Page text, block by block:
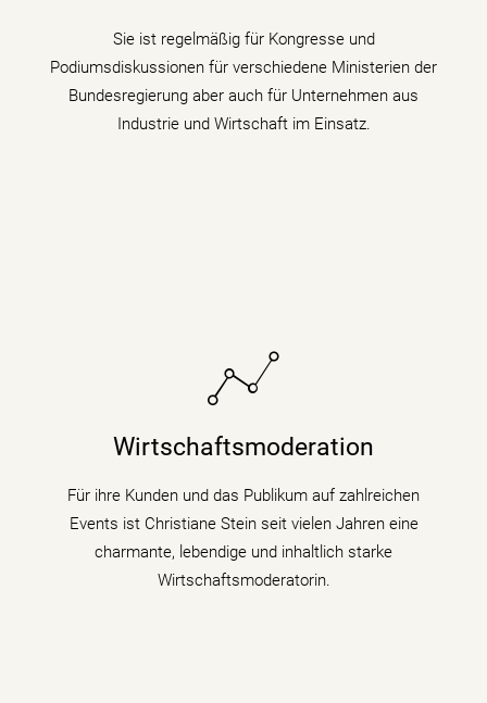
Sie ist regelmäßig für Kongresse und
Podiumsdiskussionen für verschiedene Ministerien der
Bundesregierung aber auch für Unternehmen aus
Industrie und Wirtschaft im Einsatz.
mehr erfahren
Wirtschaftsmoderation
Für ihre Kunden und das Publikum auf zahlreichen
Events ist Christiane Stein seit vielen Jahren eine
charmante, lebendige und inhaltlich starke
Wirtschaftsmoderatorin.
Sie bringt fundiertes Hintergrundwissen (Digitalisierung
politische Zusammenhänge auf Podiumsdiskussionen
mehr erfahren